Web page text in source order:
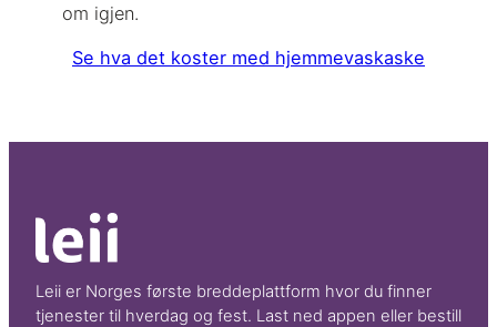
om igjen.
Se hva det koster med hjemmevaskaske
Leii er Norges første breddeplattform hvor du finner
tjenester til hverdag og fest. Last ned appen eller bestill